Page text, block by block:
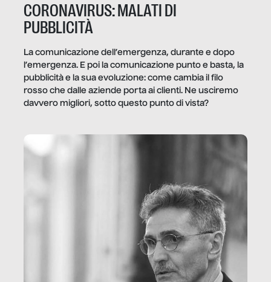
CORONAVIRUS: MALATI DI
PUBBLICITÀ
La comunicazione dell’emergenza, durante e dopo
l’emergenza. E poi la comunicazione punto e basta, la
pubblicità e la sua evoluzione: come cambia il filo
rosso che dalle aziende porta ai clienti. Ne usciremo
davvero migliori, sotto questo punto di vista?